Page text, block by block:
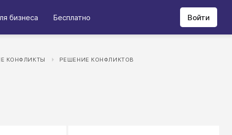
бизнеса Бесплатно Войти
КОНФЛИКТЫ РЕШЕНИЕ КОНФЛИКТОВ